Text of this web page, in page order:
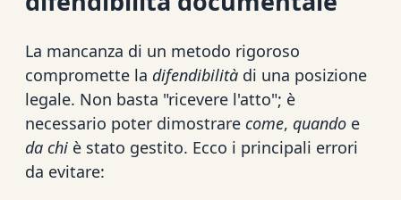
La mancanza di un metodo rigoroso
compromette la difendibilità di una posizione
legale. Non basta "ricevere l'atto"; è
necessario poter dimostrare come, quando e
da chi è stato gestito. Ecco i principali errori
da evitare: